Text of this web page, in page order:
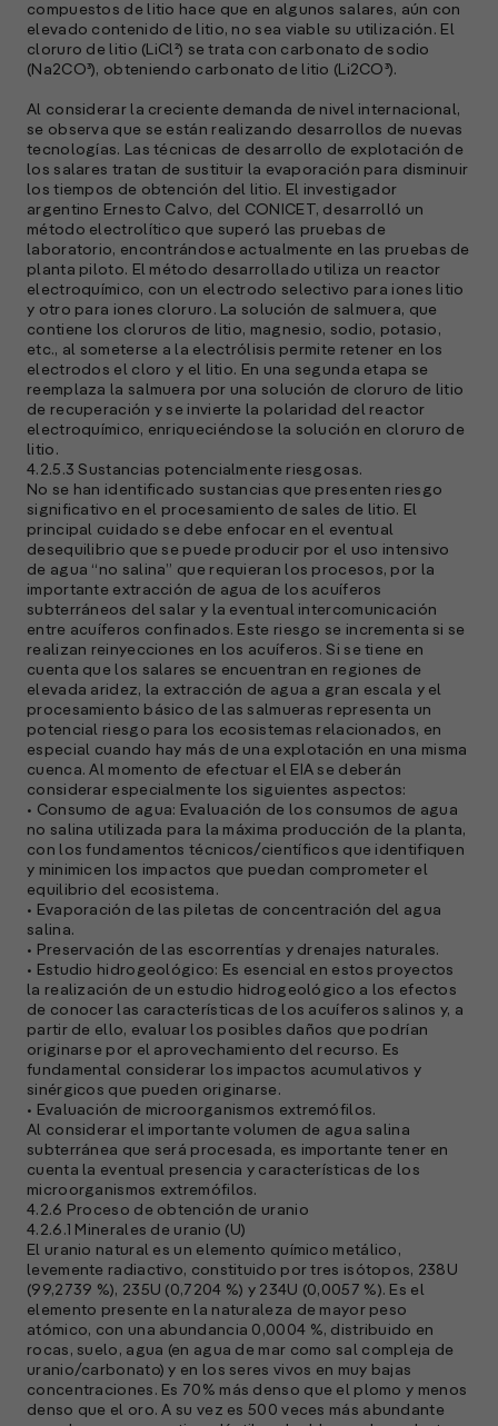
compuestos de litio hace que en algunos salares, aún con
elevado contenido de litio, no sea viable su utilización. El
cloruro de litio (LiCl²) se trata con carbonato de sodio
(Na2CO³), obteniendo carbonato de litio (Li2CO³).
Al considerar la creciente demanda de nivel internacional,
se observa que se están realizando desarrollos de nuevas
tecnologías. Las técnicas de desarrollo de explotación de
los salares tratan de sustituir la evaporación para disminuir
los tiempos de obtención del litio. El investigador
argentino Ernesto Calvo, del CONICET, desarrolló un
método electrolítico que superó las pruebas de
laboratorio, encontrándose actualmente en las pruebas de
planta piloto. El método desarrollado utiliza un reactor
electroquímico, con un electrodo selectivo para iones litio
y otro para iones cloruro. La solución de salmuera, que
contiene los cloruros de litio, magnesio, sodio, potasio,
etc., al someterse a la electrólisis permite retener en los
electrodos el cloro y el litio. En una segunda etapa se
reemplaza la salmuera por una solución de cloruro de litio
de recuperación y se invierte la polaridad del reactor
electroquímico, enriqueciéndose la solución en cloruro de
litio.
4.2.5.3 Sustancias potencialmente riesgosas.
No se han identificado sustancias que presenten riesgo
significativo en el procesamiento de sales de litio. El
principal cuidado se debe enfocar en el eventual
desequilibrio que se puede producir por el uso intensivo
de agua “no salina” que requieran los procesos, por la
importante extracción de agua de los acuíferos
subterráneos del salar y la eventual intercomunicación
entre acuíferos confinados. Este riesgo se incrementa si se
realizan reinyecciones en los acuíferos. Si se tiene en
cuenta que los salares se encuentran en regiones de
elevada aridez, la extracción de agua a gran escala y el
procesamiento básico de las salmueras representa un
potencial riesgo para los ecosistemas relacionados, en
especial cuando hay más de una explotación en una misma
cuenca. Al momento de efectuar el EIA se deberán
considerar especialmente los siguientes aspectos:
• Consumo de agua: Evaluación de los consumos de agua
no salina utilizada para la máxima producción de la planta,
con los fundamentos técnicos/científicos que identifiquen
y minimicen los impactos que puedan comprometer el
equilibrio del ecosistema.
• Evaporación de las piletas de concentración del agua
salina.
• Preservación de las escorrentías y drenajes naturales.
• Estudio hidrogeológico: Es esencial en estos proyectos
la realización de un estudio hidrogeológico a los efectos
de conocer las características de los acuíferos salinos y, a
partir de ello, evaluar los posibles daños que podrían
originarse por el aprovechamiento del recurso. Es
fundamental considerar los impactos acumulativos y
sinérgicos que pueden originarse.
• Evaluación de microorganismos extremófilos.
Al considerar el importante volumen de agua salina
subterránea que será procesada, es importante tener en
cuenta la eventual presencia y características de los
microorganismos extremófilos.
4.2.6 Proceso de obtención de uranio
4.2.6.1 Minerales de uranio (U)
El uranio natural es un elemento químico metálico,
levemente radiactivo, constituido por tres isótopos, 238U
(99,2739 %), 235U (0,7204 %) y 234U (0,0057 %). Es el
elemento presente en la naturaleza de mayor peso
atómico, con una abundancia 0,0004 %, distribuido en
rocas, suelo, agua (en agua de mar como sal compleja de
uranio/carbonato) y en los seres vivos en muy bajas
concentraciones. Es 70% más denso que el plomo y menos
denso que el oro. A su vez es 500 veces más abundante